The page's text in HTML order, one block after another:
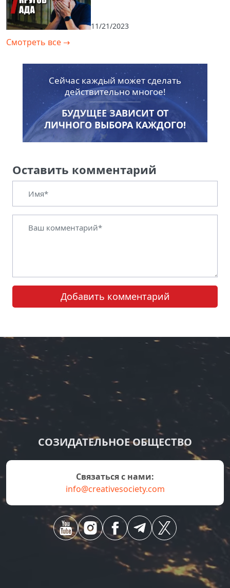
11/21/2023
Смотреть все →
Сейчас каждый может сделать
действительно многое!
БУДУЩЕЕ ЗАВИСИТ ОТ
ЛИЧНОГО ВЫБОРА КАЖДОГО!
Оставить комментарий
Добавить комментарий
СОЗИДАТЕЛЬНОЕ ОБЩЕСТВО
Связаться с нами:
info@creativesociety.com